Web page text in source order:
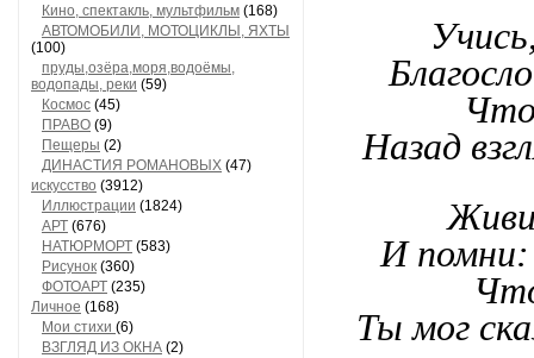
Кино, спектакль, мультфильм (168)
АВТОМОБИЛИ, МОТОЦИКЛЫ, ЯХТЫ
(100)
пруды,озёра,моря,водоёмы,
водопады, реки (59)
Космос (45)
ПРАВО (9)
Пещеры (2)
ДИНАСТИЯ РОМАНОВЫХ (47)
искусство (3912)
Иллюстрации (1824)
АРТ (676)
НАТЮРМОРТ (583)
Рисунок (360)
ФОТОАРТ (235)
Личное (168)
Мои стихи (6)
ВЗГЛЯД ИЗ ОКНА (2)
Назад
И
Ты мог